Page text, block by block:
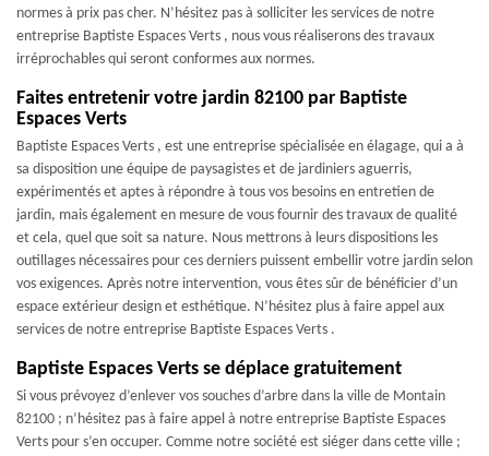
normes à prix pas cher. N’hésitez pas à solliciter les services de notre
entreprise Baptiste Espaces Verts , nous vous réaliserons des travaux
irréprochables qui seront conformes aux normes.
Faites entretenir votre jardin 82100 par Baptiste
Espaces Verts
Baptiste Espaces Verts , est une entreprise spécialisée en élagage, qui a à
sa disposition une équipe de paysagistes et de jardiniers aguerris,
expérimentés et aptes à répondre à tous vos besoins en entretien de
jardin, mais également en mesure de vous fournir des travaux de qualité
et cela, quel que soit sa nature. Nous mettrons à leurs dispositions les
outillages nécessaires pour ces derniers puissent embellir votre jardin selon
vos exigences. Après notre intervention, vous êtes sûr de bénéficier d’un
espace extérieur design et esthétique. N’hésitez plus à faire appel aux
services de notre entreprise Baptiste Espaces Verts .
Baptiste Espaces Verts se déplace gratuitement
Si vous prévoyez d’enlever vos souches d’arbre dans la ville de Montain
82100 ; n’hésitez pas à faire appel à notre entreprise Baptiste Espaces
Verts pour s’en occuper. Comme notre société est siéger dans cette ville ;